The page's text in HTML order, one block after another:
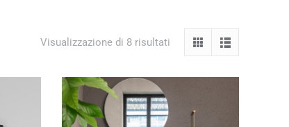
Visualizzazione di 8 risultati